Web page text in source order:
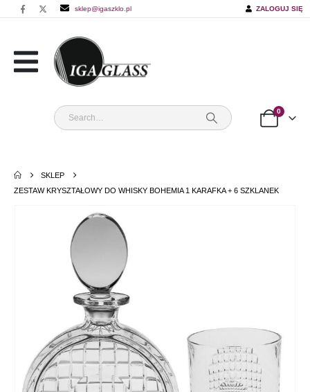
sklep@igaszklo.pl ZALOGUJ SIĘ
0
SKLEP
ZESTAW KRYSZTAŁOWY DO WHISKY BOHEMIA 1 KARAFKA + 6 SZKLANEK